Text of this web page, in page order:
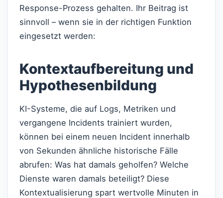
Response-Prozess gehalten. Ihr Beitrag ist
sinnvoll – wenn sie in der richtigen Funktion
eingesetzt werden:
Kontextaufbereitung und
Hypothesenbildung
KI-Systeme, die auf Logs, Metriken und
vergangene Incidents trainiert wurden,
können bei einem neuen Incident innerhalb
von Sekunden ähnliche historische Fälle
abrufen: Was hat damals geholfen? Welche
Dienste waren damals beteiligt? Diese
Kontextualisierung spart wertvolle Minuten in